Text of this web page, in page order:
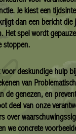
Je kiest een
dan een bericht die
Het spel wordt
stoppen.
voor deskundige hulp
van
de genezen, en
deel van onze
over
we concrete